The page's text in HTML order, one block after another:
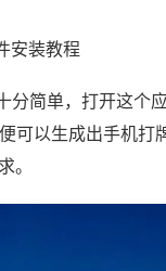
安装教程
分简单，打开这个
可以生成出手机打
。